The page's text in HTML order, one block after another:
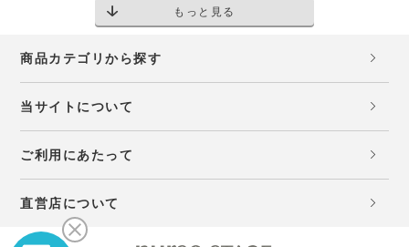
もっと見る
商品カテゴリから探す
当サイトについて
ご利用にあたって
直営店について